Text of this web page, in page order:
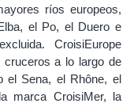
ríos europeos,
el Po, el Duero e
CroisiEurope
a lo largo de
el Sena, el Rhône, el
marca CroisiMer, la